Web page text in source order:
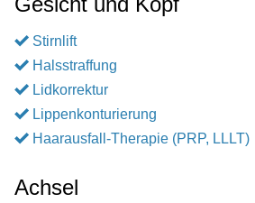
Stirnlift
Halsstraffung
Lidkorrektur
Lippenkonturierung
Haarausfall-Therapie (PRP, LLLT)
Achsel